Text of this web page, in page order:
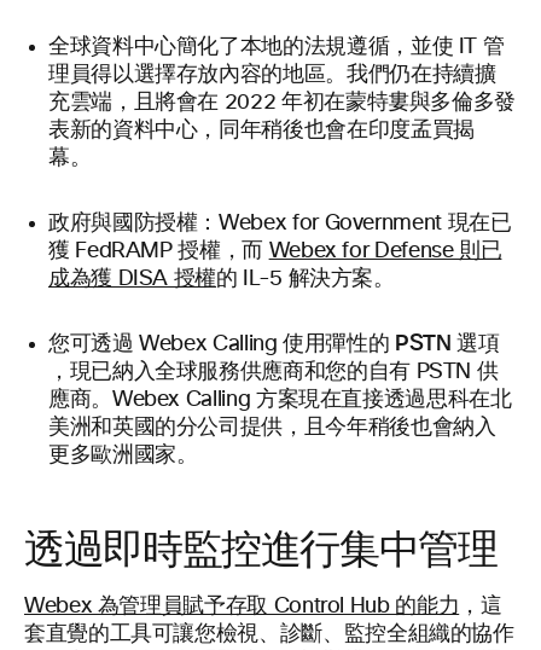
全球資料中心簡化了本地的法規遵循，並使 IT 管
理員得以選擇存放內容的地區。我們仍在持續擴
充雲端，且將會在 2022 年初在蒙特婁與多倫多發
表新的資料中心，同年稍後也會在印度孟買揭
幕。
政府與國防授權：Webex for Government 現在已
獲 FedRAMP 授權，而 Webex for Defense 則已
成為獲 DISA 授權的 IL-5 解決方案。
您可透過 Webex Calling 使用彈性的 PSTN 選項
，現已納入全球服務供應商和您的自有 PSTN 供
應商。Webex Calling 方案現在直接透過思科在北
美洲和英國的分公司提供，且今年稍後也會納入
更多歐洲國家。
透過即時監控進行集中管理
Webex 為管理員賦予存取 Control Hub 的能力 ，這
套直覺的工具可讓您檢視、診斷、監控全組織的協作